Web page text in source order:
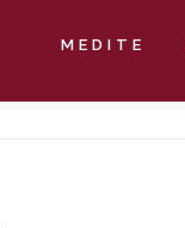
MEDITE